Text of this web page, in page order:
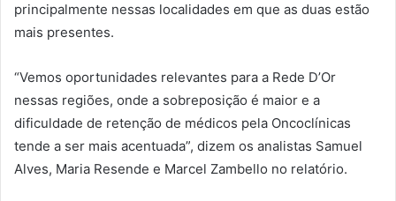
principalmente nessas localidades em que as duas estão
mais presentes.
“Vemos oportunidades relevantes para a Rede D’Or
nessas regiões, onde a sobreposição é maior e a
dificuldade de retenção de médicos pela Oncoclínicas
tende a ser mais acentuada”, dizem os analistas Samuel
Alves, Maria Resende e Marcel Zambello no relatório.